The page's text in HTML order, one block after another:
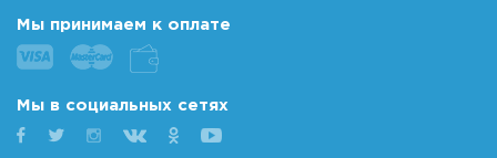
Мы принимаем к оплате
Мы в социальных сетях